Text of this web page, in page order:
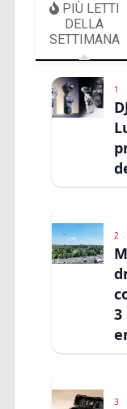
PIÙ LETTI
DELLA
SETTIMANA
1
2
3
3